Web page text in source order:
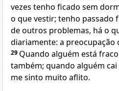
vezes tenho ficado sem
o que vestir; tenho passado
de outros problemas, há o
diariamente: a preocupação
29 Quando alguém está
também; quando alguém
me sinto muito aflito.